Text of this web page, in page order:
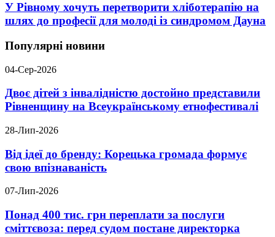
У Рівному хочуть перетворити хліботерапію на
шлях до професії для молоді із синдромом Дауна
Популярні новини
04-Сер-2026
Двоє дітей з інвалідністю достойно представили
Рівненщину на Всеукраїнському етнофестивалі
28-Лип-2026
Від ідеї до бренду: Корецька громада формує
свою впізнаваність
07-Лип-2026
Понад 400 тис. грн переплати за послуги
сміттєвоза: перед судом постане директорка